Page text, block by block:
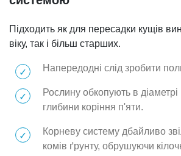
Підходить як для пересадки кущів
віку, так і більш старших.
Напередодні слід зробити
Рослину обкопують в діаметрі
глибини коріння п'яти.
Корневу систему дбайливо
комів ґрунту, обрушуючи